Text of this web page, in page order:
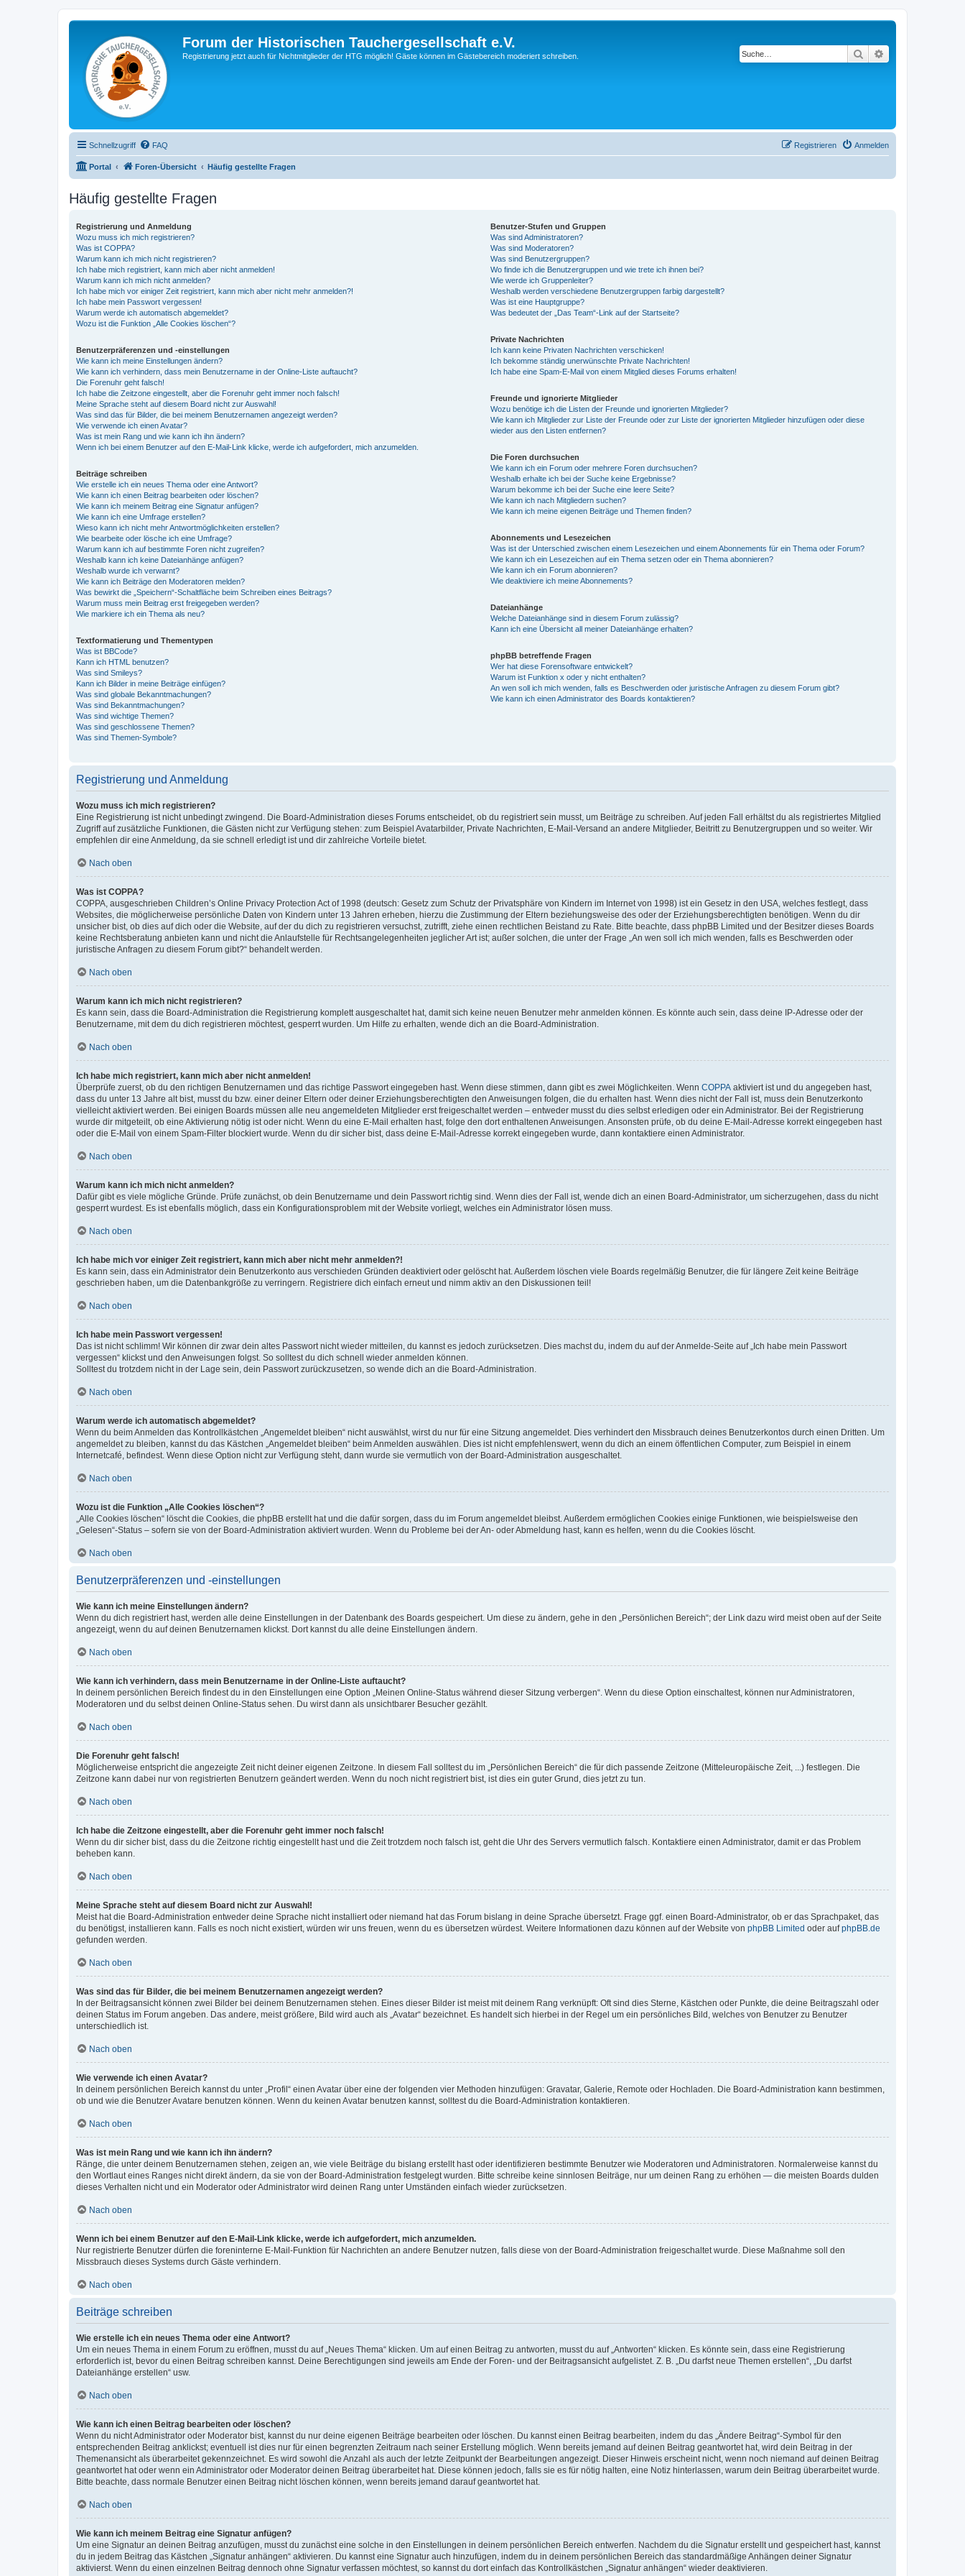
Forum der Historischen Tauchergesellschaft e.V.
Registrierung jetzt auch für Nichtmitglieder der HTG möglich! Gäste können im Gästebereich moderiert schreiben. Suche
Schnellzugriff FAQ Anmelden
Registrieren
Portal Foren-Übersicht Häufig gestellte Fragen
Häufig gestellte Fragen
Registrierung und Anmeldung
Wozu muss ich mich registrieren?
Was ist COPPA?
Warum kann ich mich nicht registrieren?
Ich habe mich registriert, kann mich aber nicht anmelden!
Warum kann ich mich nicht anmelden?
Ich habe mich vor einiger Zeit registriert, kann mich aber nicht mehr anmelden?!
Ich habe mein Passwort vergessen!
Warum werde ich automatisch abgemeldet?
Wozu ist die Funktion „Alle Cookies löschen“?
Benutzerpräferenzen und -einstellungen
Wie kann ich meine Einstellungen ändern?
Wie kann ich verhindern, dass mein Benutzername in der Online-Liste auftaucht?
Die Forenuhr geht falsch!
Ich habe die Zeitzone eingestellt, aber die Forenuhr geht immer noch falsch!
Meine Sprache steht auf diesem Board nicht zur Auswahl!
Was sind das für Bilder, die bei meinem Benutzernamen angezeigt werden?
Wie verwende ich einen Avatar?
Was ist mein Rang und wie kann ich ihn ändern?
Wenn ich bei einem Benutzer auf den E-Mail-Link klicke, werde ich aufgefordert, mich anzumelden.
Beiträge schreiben
Wie erstelle ich ein neues Thema oder eine Antwort?
Wie kann ich einen Beitrag bearbeiten oder löschen?
Wie kann ich meinem Beitrag eine Signatur anfügen?
Wie kann ich eine Umfrage erstellen?
Wieso kann ich nicht mehr Antwortmöglichkeiten erstellen?
Wie bearbeite oder lösche ich eine Umfrage?
Warum kann ich auf bestimmte Foren nicht zugreifen?
Weshalb kann ich keine Dateianhänge anfügen?
Weshalb wurde ich verwarnt?
Wie kann ich Beiträge den Moderatoren melden?
Was bewirkt die „Speichern“-Schaltfläche beim Schreiben eines Beitrags?
Warum muss mein Beitrag erst freigegeben werden?
Wie markiere ich ein Thema als neu?
Textformatierung und Thementypen
Was ist BBCode?
Kann ich HTML benutzen?
Was sind Smileys?
Kann ich Bilder in meine Beiträge einfügen?
Was sind globale Bekanntmachungen?
Was sind Bekanntmachungen?
Was sind wichtige Themen?
Was sind geschlossene Themen?
Was sind Themen-Symbole?
Benutzer-Stufen und Gruppen
Was sind Administratoren?
Was sind Moderatoren?
Was sind Benutzergruppen?
Wo finde ich die Benutzergruppen und wie trete ich ihnen bei?
Wie werde ich Gruppenleiter?
Weshalb werden verschiedene Benutzergruppen farbig dargestellt?
Was ist eine Hauptgruppe?
Was bedeutet der „Das Team“-Link auf der Startseite?
Private Nachrichten
Ich kann keine Privaten Nachrichten verschicken!
Ich bekomme ständig unerwünschte Private Nachrichten!
Ich habe eine Spam-E-Mail von einem Mitglied dieses Forums erhalten!
Freunde und ignorierte Mitglieder
Wozu benötige ich die Listen der Freunde und ignorierten Mitglieder?
Wie kann ich Mitglieder zur Liste der Freunde oder zur Liste der ignorierten Mitglieder hinzufügen oder diese
wieder aus den Listen entfernen?
Die Foren durchsuchen
Wie kann ich ein Forum oder mehrere Foren durchsuchen?
Weshalb erhalte ich bei der Suche keine Ergebnisse?
Warum bekomme ich bei der Suche eine leere Seite?
Wie kann ich nach Mitgliedern suchen?
Wie kann ich meine eigenen Beiträge und Themen finden?
Abonnements und Lesezeichen
Was ist der Unterschied zwischen einem Lesezeichen und einem Abonnements für ein Thema oder Forum?
Wie kann ich ein Lesezeichen auf ein Thema setzen oder ein Thema abonnieren?
Wie kann ich ein Forum abonnieren?
Wie deaktiviere ich meine Abonnements?
Dateianhänge
Welche Dateianhänge sind in diesem Forum zulässig?
Kann ich eine Übersicht all meiner Dateianhänge erhalten?
phpBB betreffende Fragen
Wer hat diese Forensoftware entwickelt?
Warum ist Funktion x oder y nicht enthalten?
An wen soll ich mich wenden, falls es Beschwerden oder juristische Anfragen zu diesem Forum gibt?
Wie kann ich einen Administrator des Boards kontaktieren?
Registrierung und Anmeldung
Wozu muss ich mich registrieren?
Eine Registrierung ist nicht unbedingt zwingend. Die Board-Administration dieses Forums entscheidet, ob du registriert sein musst, um Beiträge zu schreiben. Auf jeden Fall erhältst du als registriertes Mitglied
Zugriff auf zusätzliche Funktionen, die Gästen nicht zur Verfügung stehen: zum Beispiel Avatarbilder, Private Nachrichten, E-Mail-Versand an andere Mitglieder, Beitritt zu Benutzergruppen und so weiter. Wir
empfehlen dir eine Anmeldung, da sie schnell erledigt ist und dir zahlreiche Vorteile bietet.
Nach oben
Was ist COPPA?
COPPA, ausgeschrieben Children’s Online Privacy Protection Act of 1998 (deutsch: Gesetz zum Schutz der Privatsphäre von Kindern im Internet von 1998) ist ein Gesetz in den USA, welches festlegt, dass
Websites, die möglicherweise persönliche Daten von Kindern unter 13 Jahren erheben, hierzu die Zustimmung der Eltern beziehungsweise des oder der Erziehungsberechtigten benötigen. Wenn du dir
unsicher bist, ob dies auf dich oder die Website, auf der du dich zu registrieren versuchst, zutrifft, ziehe einen rechtlichen Beistand zu Rate. Bitte beachte, dass phpBB Limited und der Besitzer dieses Boards
keine Rechtsberatung anbieten kann und nicht die Anlaufstelle für Rechtsangelegenheiten jeglicher Art ist; außer solchen, die unter der Frage „An wen soll ich mich wenden, falls es Beschwerden oder
juristische Anfragen zu diesem Forum gibt?“ behandelt werden.
Nach oben
Warum kann ich mich nicht registrieren?
Es kann sein, dass die Board-Administration die Registrierung komplett ausgeschaltet hat, damit sich keine neuen Benutzer mehr anmelden können. Es könnte auch sein, dass deine IP-Adresse oder der
Benutzername, mit dem du dich registrieren möchtest, gesperrt wurden. Um Hilfe zu erhalten, wende dich an die Board-Administration.
Nach oben
Ich habe mich registriert, kann mich aber nicht anmelden!
Überprüfe zuerst, ob du den richtigen Benutzernamen und das richtige Passwort eingegeben hast. Wenn diese stimmen, dann gibt es zwei Möglichkeiten. Wenn COPPA aktiviert ist und du angegeben hast,
dass du unter 13 Jahre alt bist, musst du bzw. einer deiner Eltern oder deiner Erziehungsberechtigten den Anweisungen folgen, die du erhalten hast. Wenn dies nicht der Fall ist, muss dein Benutzerkonto
vielleicht aktiviert werden. Bei einigen Boards müssen alle neu angemeldeten Mitglieder erst freigeschaltet werden – entweder musst du dies selbst erledigen oder ein Administrator. Bei der Registrierung
wurde dir mitgeteilt, ob eine Aktivierung nötig ist oder nicht. Wenn du eine E-Mail erhalten hast, folge den dort enthaltenen Anweisungen. Ansonsten prüfe, ob du deine E-Mail-Adresse korrekt eingegeben hast
oder die E-Mail von einem Spam-Filter blockiert wurde. Wenn du dir sicher bist, dass deine E-Mail-Adresse korrekt eingegeben wurde, dann kontaktiere einen Administrator.
Nach oben
Warum kann ich mich nicht anmelden?
Dafür gibt es viele mögliche Gründe. Prüfe zunächst, ob dein Benutzername und dein Passwort richtig sind. Wenn dies der Fall ist, wende dich an einen Board-Administrator, um sicherzugehen, dass du nicht
gesperrt wurdest. Es ist ebenfalls möglich, dass ein Konfigurationsproblem mit der Website vorliegt, welches ein Administrator lösen muss.
Nach oben
Ich habe mich vor einiger Zeit registriert, kann mich aber nicht mehr anmelden?!
Es kann sein, dass ein Administrator dein Benutzerkonto aus verschieden Gründen deaktiviert oder gelöscht hat. Außerdem löschen viele Boards regelmäßig Benutzer, die für längere Zeit keine Beiträge
geschrieben haben, um die Datenbankgröße zu verringern. Registriere dich einfach erneut und nimm aktiv an den Diskussionen teil!
Nach oben
Ich habe mein Passwort vergessen!
Das ist nicht schlimm! Wir können dir zwar dein altes Passwort nicht wieder mitteilen, du kannst es jedoch zurücksetzen. Dies machst du, indem du auf der Anmelde-Seite auf „Ich habe mein Passwort
vergessen“ klickst und den Anweisungen folgst. So solltest du dich schnell wieder anmelden können.
Solltest du trotzdem nicht in der Lage sein, dein Passwort zurückzusetzen, so wende dich an die Board-Administration.
Nach oben
Warum werde ich automatisch abgemeldet?
Wenn du beim Anmelden das Kontrollkästchen „Angemeldet bleiben“ nicht auswählst, wirst du nur für eine Sitzung angemeldet. Dies verhindert den Missbrauch deines Benutzerkontos durch einen Dritten. Um
angemeldet zu bleiben, kannst du das Kästchen „Angemeldet bleiben“ beim Anmelden auswählen. Dies ist nicht empfehlenswert, wenn du dich an einem öffentlichen Computer, zum Beispiel in einem
Internetcafé, befindest. Wenn diese Option nicht zur Verfügung steht, dann wurde sie vermutlich von der Board-Administration ausgeschaltet.
Nach oben
Wozu ist die Funktion „Alle Cookies löschen“?
„Alle Cookies löschen“ löscht die Cookies, die phpBB erstellt hat und die dafür sorgen, dass du im Forum angemeldet bleibst. Außerdem ermöglichen Cookies einige Funktionen, wie beispielsweise den
„Gelesen“-Status – sofern sie von der Board-Administration aktiviert wurden. Wenn du Probleme bei der An- oder Abmeldung hast, kann es helfen, wenn du die Cookies löscht.
Nach oben
Benutzerpräferenzen und -einstellungen
Wie kann ich meine Einstellungen ändern?
Wenn du dich registriert hast, werden alle deine Einstellungen in der Datenbank des Boards gespeichert. Um diese zu ändern, gehe in den „Persönlichen Bereich“; der Link dazu wird meist oben auf der Seite
angezeigt, wenn du auf deinen Benutzernamen klickst. Dort kannst du alle deine Einstellungen ändern.
Nach oben
Wie kann ich verhindern, dass mein Benutzername in der Online-Liste auftaucht?
In deinem persönlichen Bereich findest du in den Einstellungen eine Option „Meinen Online-Status während dieser Sitzung verbergen“. Wenn du diese Option einschaltest, können nur Administratoren,
Moderatoren und du selbst deinen Online-Status sehen. Du wirst dann als unsichtbarer Besucher gezählt.
Nach oben
Die Forenuhr geht falsch!
Möglicherweise entspricht die angezeigte Zeit nicht deiner eigenen Zeitzone. In diesem Fall solltest du im „Persönlichen Bereich“ die für dich passende Zeitzone (Mitteleuropäische Zeit, ...) festlegen. Die
Zeitzone kann dabei nur von registrierten Benutzern geändert werden. Wenn du noch nicht registriert bist, ist dies ein guter Grund, dies jetzt zu tun.
Nach oben
Ich habe die Zeitzone eingestellt, aber die Forenuhr geht immer noch falsch!
Wenn du dir sicher bist, dass du die Zeitzone richtig eingestellt hast und die Zeit trotzdem noch falsch ist, geht die Uhr des Servers vermutlich falsch. Kontaktiere einen Administrator, damit er das Problem
beheben kann.
Nach oben
Meine Sprache steht auf diesem Board nicht zur Auswahl!
Meist hat die Board-Administration entweder deine Sprache nicht installiert oder niemand hat das Forum bislang in deine Sprache übersetzt. Frage ggf. einen Board-Administrator, ob er das Sprachpaket, das
du benötigst, installieren kann. Falls es noch nicht existiert, würden wir uns freuen, wenn du es übersetzen würdest. Weitere Informationen dazu können auf der Website von phpBB Limited oder aufphpBB.de
gefunden werden.
Nach oben
Was sind das für Bilder, die bei meinem Benutzernamen angezeigt werden?
In der Beitragsansicht können zwei Bilder bei deinem Benutzernamen stehen. Eines dieser Bilder ist meist mit deinem Rang verknüpft: Oft sind dies Sterne, Kästchen oder Punkte, die deine Beitragszahl oder
deinen Status im Forum angeben. Das andere, meist größere, Bild wird auch als „Avatar“ bezeichnet. Es handelt sich hierbei in der Regel um ein persönliches Bild, welches von Benutzer zu Benutzer
unterschiedlich ist.
Nach oben
Wie verwende ich einen Avatar?
In deinem persönlichen Bereich kannst du unter „Profil“ einen Avatar über eine der folgenden vier Methoden hinzufügen: Gravatar, Galerie, Remote oder Hochladen. Die Board-Administration kann bestimmen,
ob und wie die Benutzer Avatare benutzen können. Wenn du keinen Avatar benutzen kannst, solltest du die Board-Administration kontaktieren.
Nach oben
Was ist mein Rang und wie kann ich ihn ändern?
Ränge, die unter deinem Benutzernamen stehen, zeigen an, wie viele Beiträge du bislang erstellt hast oder identifizieren bestimmte Benutzer wie Moderatoren und Administratoren. Normalerweise kannst du
den Wortlaut eines Ranges nicht direkt ändern, da sie von der Board-Administration festgelegt wurden. Bitte schreibe keine sinnlosen Beiträge, nur um deinen Rang zu erhöhen — die meisten Boards dulden
dieses Verhalten nicht und ein Moderator oder Administrator wird deinen Rang unter Umständen einfach wieder zurücksetzen.
Nach oben
Wenn ich bei einem Benutzer auf den E-Mail-Link klicke, werde ich aufgefordert, mich anzumelden.
Nur registrierte Benutzer dürfen die foreninterne E-Mail-Funktion für Nachrichten an andere Benutzer nutzen, falls diese von der Board-Administration freigeschaltet wurde. Diese Maßnahme soll den
Missbrauch dieses Systems durch Gäste verhindern.
Nach oben
Beiträge schreiben
Wie erstelle ich ein neues Thema oder eine Antwort?
Um ein neues Thema in einem Forum zu eröffnen, musst du auf „Neues Thema“ klicken. Um auf einen Beitrag zu antworten, musst du auf „Antworten“ klicken. Es könnte sein, dass eine Registrierung
erforderlich ist, bevor du einen Beitrag schreiben kannst. Deine Berechtigungen sind jeweils am Ende der Foren- und der Beitragsansicht aufgelistet. Z. B. „Du darfst neue Themen erstellen“, „Du darfst
Dateianhänge erstellen“ usw.
Nach oben
Wie kann ich einen Beitrag bearbeiten oder löschen?
Wenn du nicht Administrator oder Moderator bist, kannst du nur deine eigenen Beiträge bearbeiten oder löschen. Du kannst einen Beitrag bearbeiten, indem du das „Ändere Beitrag“-Symbol für den
entsprechenden Beitrag anklickst; eventuell ist dies nur für einen begrenzten Zeitraum nach seiner Erstellung möglich. Wenn bereits jemand auf deinen Beitrag geantwortet hat, wird dein Beitrag in der
Themenansicht als überarbeitet gekennzeichnet. Es wird sowohl die Anzahl als auch der letzte Zeitpunkt der Bearbeitungen angezeigt. Dieser Hinweis erscheint nicht, wenn noch niemand auf deinen Beitrag
geantwortet hat oder wenn ein Administrator oder Moderator deinen Beitrag überarbeitet hat. Diese können jedoch, falls sie es für nötig halten, eine Notiz hinterlassen, warum dein Beitrag überarbeitet wurde.
Bitte beachte, dass normale Benutzer einen Beitrag nicht löschen können, wenn bereits jemand darauf geantwortet hat.
Nach oben
Wie kann ich meinem Beitrag eine Signatur anfügen?
Um eine Signatur an deinen Beitrag anzufügen, musst du zunächst eine solche in den Einstellungen in deinem persönlichen Bereich entwerfen. Nachdem du die Signatur erstellt und gespeichert hast, kannst
du in jedem Beitrag das Kästchen „Signatur anhängen“ aktivieren. Du kannst eine Signatur auch hinzufügen, indem du in deinem persönlichen Bereich das standardmäßige Anhängen deiner Signatur
aktivierst. Wenn du einen einzelnen Beitrag dennoch ohne Signatur verfassen möchtest, so kannst du dort einfach das Kontrollkästchen „Signatur anhängen“ wieder deaktivieren.